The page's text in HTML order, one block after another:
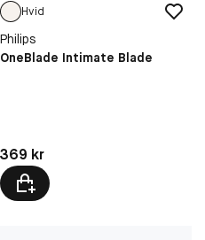
Hvid
Philips
OneBlade Intimate Blade
Pris: 369 kr
369 kr